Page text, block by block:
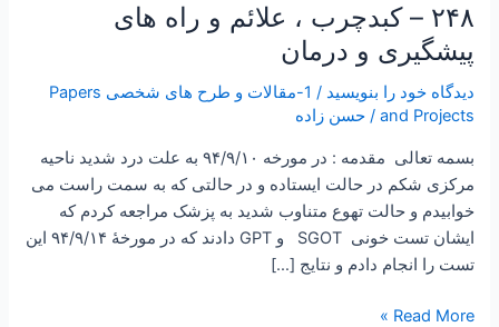
۲۴۸ – کبدچرب ، علائم و راه های
پیشگیری و درمان
دیدگاه‌ خود را بنویسید /
1-مقالات و طرح های شخصی Papers
and Projects
/حسن زاده
بسمه تعالی مقدمه : در مورخه ۹۴/۹/۱۰ به علت درد شدید ناحیه
مرکزی شکم در حالت ایستاده و در حالتی که به سمت راست می
خوابیدم و حالت تهوع متناوب شدید به پزشک مراجعه کردم که
ایشان تست خونی SGOT و GPT دادند که در مورخۀ ۹۴/۹/۱۴ این
تست را انجام دادم و نتایج […]
پیشگیری
درمان
Read More »